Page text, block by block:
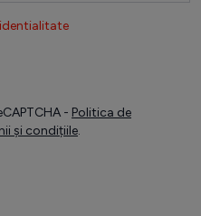
- Politica de
și condițiile.